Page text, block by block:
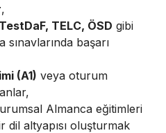
,
TELC, ÖSD gibi
sınavlarında başarı
(A1) veya oturum
Almanca eğitimleri
dil altyapısı oluşturmak